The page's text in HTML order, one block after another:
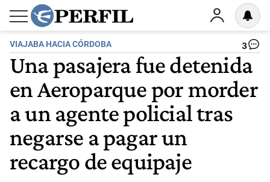
VIAJABA HACIA CÓRDOBA 3
Una pasajera fue detenida
en Aeroparque por morder
a un agente policial tras
negarse a pagar un
recargo de equipaje